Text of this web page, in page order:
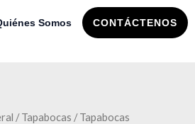
Somos CONTÁCTENOS
/Tapabocas / Tapabocas